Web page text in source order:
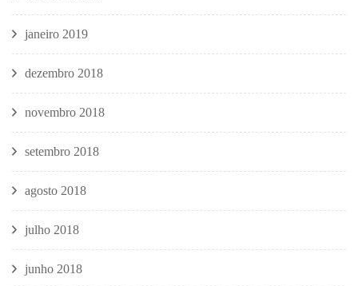
janeiro 2019
dezembro 2018
novembro 2018
setembro 2018
agosto 2018
julho 2018
junho 2018